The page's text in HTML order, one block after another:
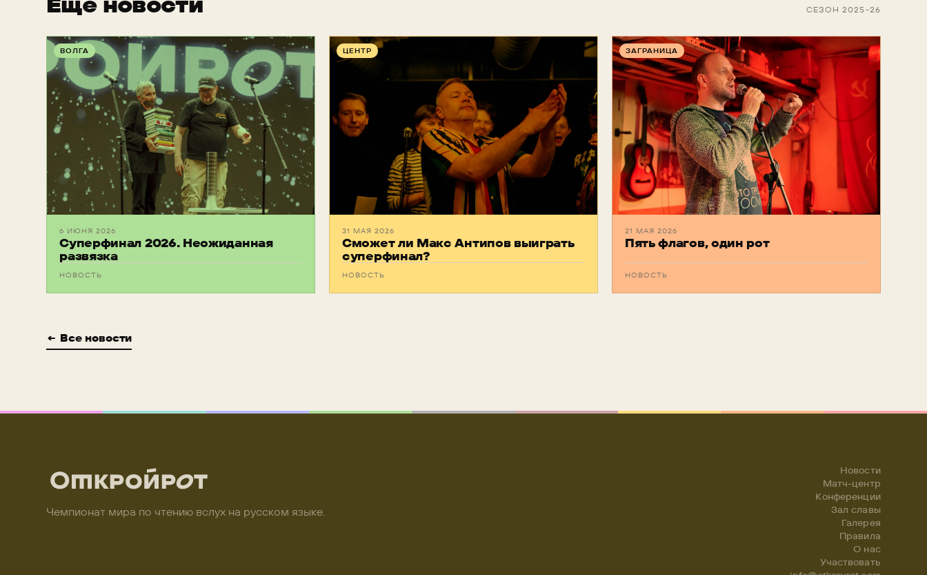
СЕЗОН 2025-26
ВОЛГА
6 ИЮНЯ 2026
Суперфинал 2026. Неожиданная
развязка
НОВОСТЬ
ЦЕНТР
31 МАЯ 2026
Сможет ли Макс Антипов выиграть
суперфинал?
НОВОСТЬ
ЗАГРАНИЦА
21 МАЯ 2026
Пять флагов, один рот
НОВОСТЬ
← Все новости
Чемпионат мира по чтению вслух на русском языке.
Новости
Матч-центр
Конференции
Зал славы
Галерея
Правила
О нас
Участвовать